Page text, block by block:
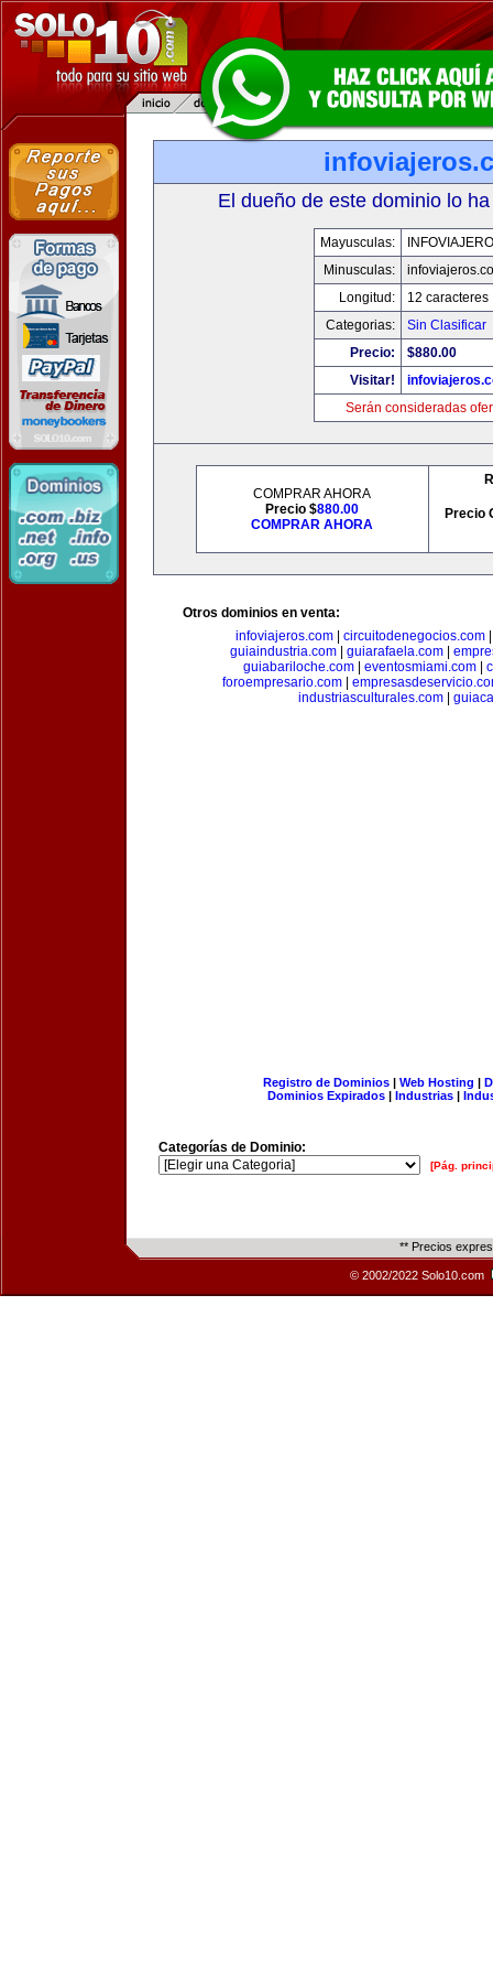
El dueño de este dominio lo
Mayusculas:
Minusculas:
Longitud:
12 caracteres
Categorias:
Sin Clasificar
Precio:
$880.00
Visitar!
Serán consideradas
COMPRAR AHORA
Precio $880.00
COMPRAR AHORA
Precio
Otros dominios en venta:
infoviajeros.com
circuitodenegocios.com
guiaindustria.com
guiarafaela.com
guiabariloche.com
eventosmiami.com
foroempresario.com|
industriasculturales.com|
Registro de Dominios| Web Hosting |
Dominios Expirados | Industrias |
Categorías de Dominio:
[Pág.
** Precios
© 2002/2022 Solo10.com